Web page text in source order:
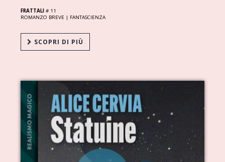
FRATTALI # 11
ROMANZO BREVE | FANTASCIENZA
SCOPRI DI PIÙ